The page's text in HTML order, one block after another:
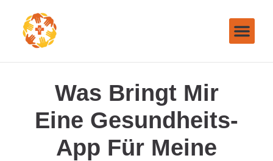
Was Bringt Mir
Eine Gesundheits-
App Für Meine